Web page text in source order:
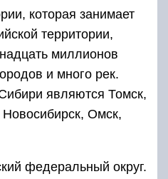
которая занимает
территории,
миллионов
и много рек.
являются Томск,
Новосибирск, Омск,
федеральный округ.